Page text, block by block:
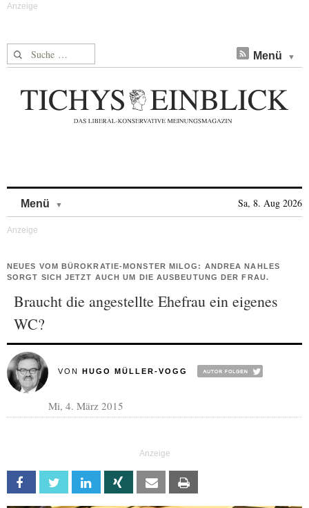
Suche nach: Menü
Menü Sa, 8. Aug 2026
NEUES VOM BÜROKRATIE-MONSTER MILOG: ANDREA NAHLES
SORGT SICH JETZT AUCH UM DIE AUSBEUTUNG DER FRAU.
Braucht die angestellte Ehefrau ein eigenes
WC?
VON HUGO MÜLLER-VOGG
Mi, 4. März 2015
Facebook Twitter Linkedin Xing Email